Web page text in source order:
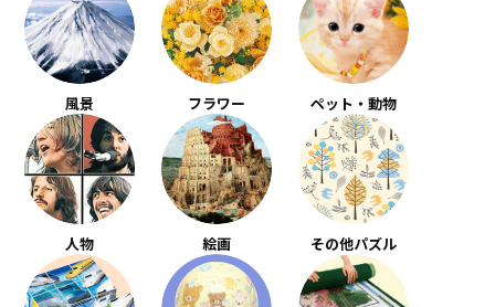
風景 フラワー ペット・動物
人物 絵画 その他パズル